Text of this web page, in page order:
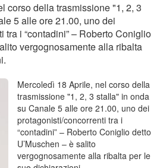
corso della trasmissione "1, 2, 3
5 alle ore 21.00, uno dei
tra i “contadini” – Roberto Coniglio
vergognosamente alla ribalta
Mercoledì 18 Aprile, nel corso della
trasmissione "1, 2, 3 stalla" in onda
su Canale 5 alle ore 21.00, uno dei
protagonisti/concorrenti tra i
“contadini” – Roberto Coniglio detto
U’Muschen – è salito
vergognosamente alla ribalta per le